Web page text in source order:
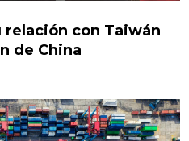
relación con Taiwán
de China